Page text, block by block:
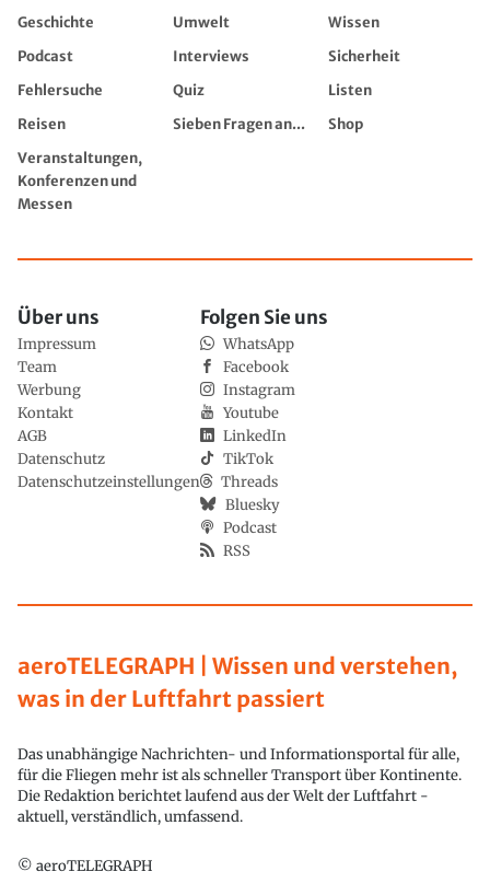
Geschichte Umwelt
Wissen
Podcast
Interviews
Sicherheit
Fehlersuche
Quiz
Listen
Reisen
Sieben Fragen an...
Shop
Veranstaltungen,
Konferenzen und
Messen
aeroTELEGRAPH | Wissen und verstehen,
was in der Luftfahrt passiert
Das unabhängige Nachrichten- und Informationsportal für alle,
für die Fliegen mehr ist als schneller Transport über Kontinente.
Die Redaktion berichtet laufend aus der Welt der Luftfahrt -
aktuell, verständlich, umfassend.
© aeroTELEGRAPH
Über uns
Impressum
Team
Werbung
Kontakt
AGB
Datenschutz
Datenschutzeinstellungen
Folgen Sie uns
WhatsApp
Facebook
Instagram
Youtube
LinkedIn
TikTok
Threads
Bluesky
Podcast
RSS